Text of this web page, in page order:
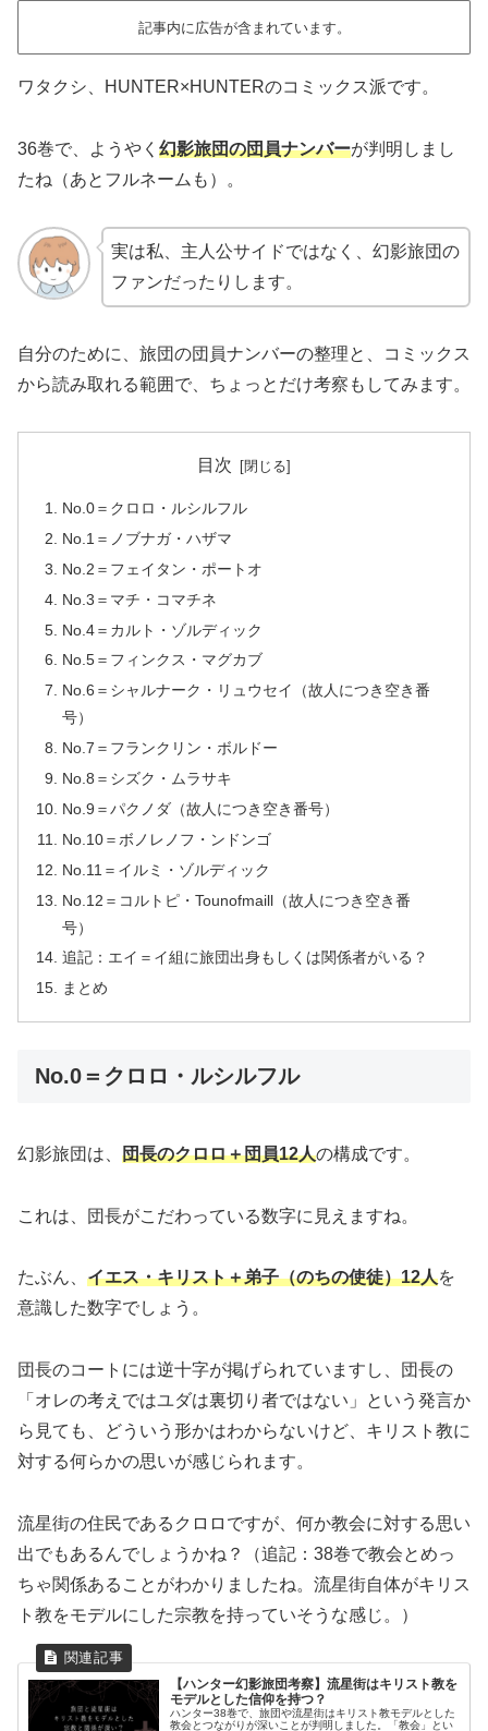
記事内に広告が含まれています。
ワタクシ、HUNTER×HUNTERのコミックス派です。
36巻で、ようやく 幻影旅団の団員ナンバーが判明しまし
たね（あとフルネームも）。
実は私、主人公サイドではなく、幻影旅団の
ファンだったりします。
自分のために、旅団の団員ナンバーの整理と、コミックス
から読み取れる範囲で、ちょっとだけ考察もしてみます。
目次
No.0＝クロロ・ルシルフル
No.1＝ノブナガ・ハザマ
No.2＝フェイタン・ポートオ
No.3＝マチ・コマチネ
No.4＝カルト・ゾルディック
No.5＝フィンクス・マグカブ
No.6＝シャルナーク・リュウセイ（故人につき空き番
号）
No.7＝フランクリン・ボルドー
No.8＝シズク・ムラサキ
No.9＝パクノダ（故人につき空き番号）
No.10＝ボノレノフ・ンドンゴ
No.11＝イルミ・ゾルディック
No.12＝コルトピ・Tounofmaill（故人につき空き番
号）
追記：エイ＝イ組に旅団出身もしくは関係者がいる？
まとめ
No.0＝クロロ・ルシルフル
幻影旅団は、 団長のクロロ＋団員12人の構成です。
これは、団長がこだわっている数字に見えますね。
たぶん、 イエス・キリスト＋弟子（のちの使徒）12人を
意識した数字でしょう。
団長のコートには逆十字が掲げられていますし、団長の
「オレの考えではユダは裏切り者ではない」という発言か
ら見ても、どういう形かはわからないけど、キリスト教に
対する何らかの思いが感じられます。
流星街の住民であるクロロですが、何か教会に対する思い
出でもあるんでしょうかね？（追記：38巻で教会とめっ
ちゃ関係あることがわかりましたね。流星街自体がキリス
ト教をモデルにした宗教を持っていそうな感じ。）
【ハンター幻影旅団考察】流星街はキリスト教を
モデルとした信仰を持つ？
ハンター38巻で、旅団や流星街はキリスト教モデルとした
教会とつながりが深いことが判明しました。「教会」とい